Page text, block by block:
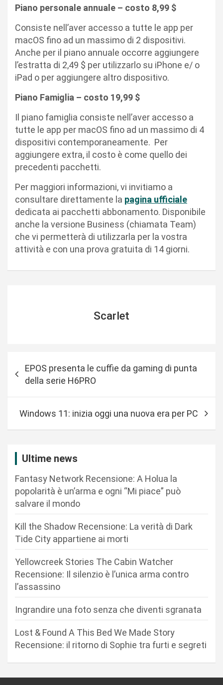
Piano personale annuale – costo 8,99 $
Consiste nell’aver accesso a tutte le app per
macOS fino ad un massimo di 2 dispositivi.
Anche per il piano annuale occorre aggiungere
l’estratta di 2,49 $ per utilizzarlo su iPhone e/ o
iPad o per aggiungere altro dispositivo.
Piano Famiglia – costo 19,99 $
Il piano famiglia consiste nell’aver accesso a
tutte le app per macOS fino ad un massimo di 4
dispositivi contemporaneamente. Per
aggiungere extra, il costo è come quello dei
precedenti pacchetti.
Per maggiori informazioni, vi invitiamo a
consultare direttamente la pagina ufficiale
dedicata ai pacchetti abbonamento. Disponibile
anche la versione Business (chiamata Team)
che vi permetterà di utilizzarla per la vostra
attività e con una prova gratuita di 14 giorni.
Scarlet
EPOS presenta le cuffie da gaming di punta
della serie H6PRO
Windows 11: inizia oggi una nuova era per PC
Ultime news
Fantasy Network Recensione: A Holua la
popolarità è un’arma e ogni “Mi piace” può
salvare il mondo
Kill the Shadow Recensione: La verità di Dark
Tide City appartiene ai morti
Yellowcreek Stories The Cabin Watcher
Recensione: Il silenzio è l’unica arma contro
l’assassino
Ingrandire una foto senza che diventi sgranata
Lost & Found A This Bed We Made Story
Recensione: il ritorno di Sophie tra furti e segreti